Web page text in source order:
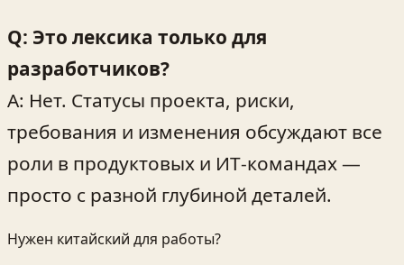
Q: Это лексика только для
разработчиков?
A: Нет. Статусы проекта, риски,
требования и изменения обсуждают все
роли в продуктовых и ИТ‑командах —
просто с разной глубиной деталей.
Нужен китайский для работы?